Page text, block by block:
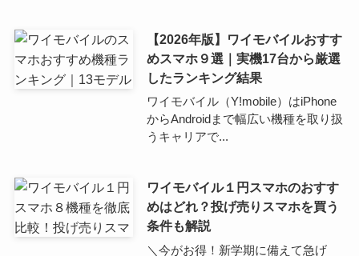
【2026年版】ワイモバイルおすす
めスマホ９選｜実機17台から厳選
したランキング結果
ワイモバイル（Y!mobile）はiPhone
からAndroidまで幅広い機種を取り扱
うキャリアで...
ワイモバイル１円スマホのおすす
めはどれ？投げ売りスマホを買う
条件も解説
＼今がお得！新学期に備えて急げ